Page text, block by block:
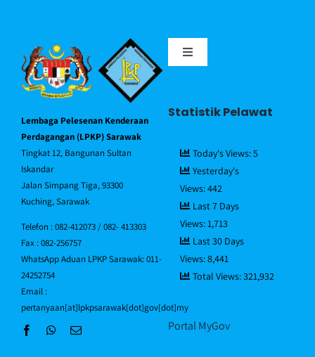
Lembaga Pelesenan Kenderaan
Perdagangan (LPKP) Sarawak
Tingkat 12, Bangunan Sultan
Iskandar
Jalan Simpang Tiga, 93300
Kuching, Sarawak
Telefon : 082-412073 / 082- 413303
Fax : 082-256757
WhatsApp Aduan LPKP Sarawak: 011-
24252754
Email :
pertanyaan[at]lpkpsarawak[dot]gov[dot]my
Toggle
Portal MyGov
Piagam Pelanggan
Soalan Lazim/FAQ
Direktori Pegawai
Hubungi Kami
Statistik Pelawat
Today's Views:5
Yesterday's
Views:442
Last 7 Days
Views:1,713
Last 30 Days
Views:8,441
Total Views:321,932
Portal MyGov